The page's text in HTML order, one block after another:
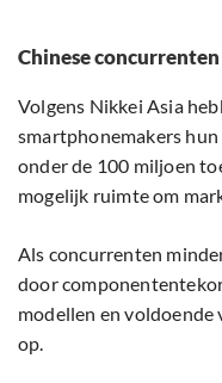
Chinese
Volgens Nikkei Asia
smartphonemakers
onder de 100 miljoen
mogelijk ruimte om
Als concurrenten
door
modellen en
op.